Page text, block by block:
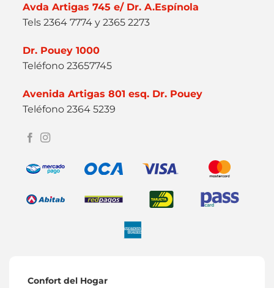
Avda Artigas 745 e/ Dr. A.Espínola
Tels 2364 7774 y 2365 2273
Dr. Pouey 1000
Teléfono 23657745
Avenida Artigas 801 esq. Dr. Pouey
Teléfono 2364 5239
Confort del Hogar